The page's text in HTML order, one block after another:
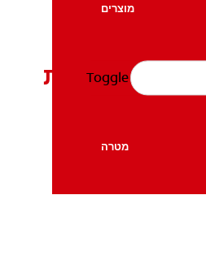
מוצרים
בריאות הפה
מטרה
Toggle
בזמן היריון:
התמודדות